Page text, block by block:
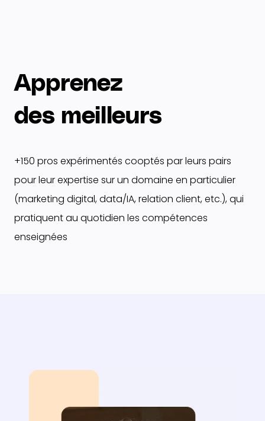
Apprenez
des meilleurs
+150 pros expérimentés cooptés par leurs pairs
pour leur expertise sur un domaine en particulier
(marketing digital, data/IA, relation client, etc.), qui
pratiquent au quotidien les compétences
enseignées